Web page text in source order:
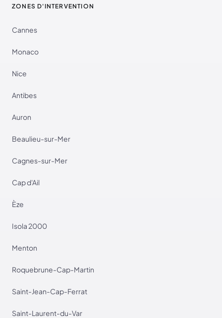
ZONES D'INTERVENTION
Cannes
Monaco
Nice
Antibes
Auron
Beaulieu-sur-Mer
Cagnes-sur-Mer
Cap d'Ail
Èze
Isola 2000
Menton
Roquebrune-Cap-Martin
Saint-Jean-Cap-Ferrat
Saint-Laurent-du-Var